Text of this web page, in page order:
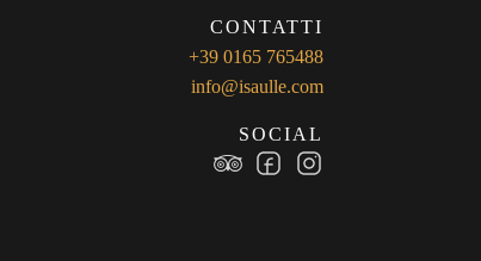
CONTATTI
+39 0165 765488
info@isaulle.com
SOCIAL